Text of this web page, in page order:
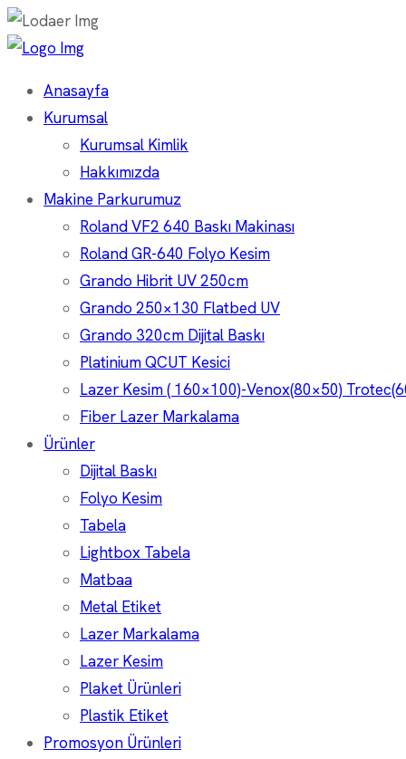
Anasayfa
Kurumsal
Kurumsal Kimlik
Hakkımızda
Makine Parkurumuz
Roland VF2 640 Baskı Makinası
Roland GR-640 Folyo Kesim
Grando Hibrit UV 250cm
Grando 250×130 Flatbed UV
Grando 320cm Dijital Baskı
Platinium QCUT Kesici
Lazer Kesim ( 160×100)-Venox(80×50)
Fiber Lazer Markalama
Ürünler
Dijital Baskı
Folyo Kesim
Tabela
Lightbox Tabela
Matbaa
Metal Etiket
Lazer Markalama
Lazer Kesim
Plaket Ürünleri
Plastik Etiket
Promosyon Ürünleri